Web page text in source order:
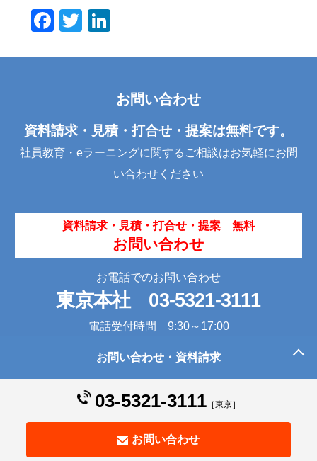
F
c
o
o
T
tt
Li
k
e
dI
n
お問い合わせ・資料請求
03-5321-3111［東京］
お問い合わせ
お問い合わせ
資料請求・見積・打合せ・提案は無料です。
社員教育・eラーニングに関するご相談はお気軽にお問
い合わせください
資料請求・見積・打合せ・提案 無料
お問い合わせ
お電話でのお問い合わせ
東京本社 03-5321-3111
電話受付時間 9:30～17:00
このページの先頭へ